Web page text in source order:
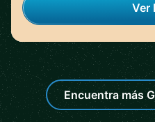
Ver
Encuentra más